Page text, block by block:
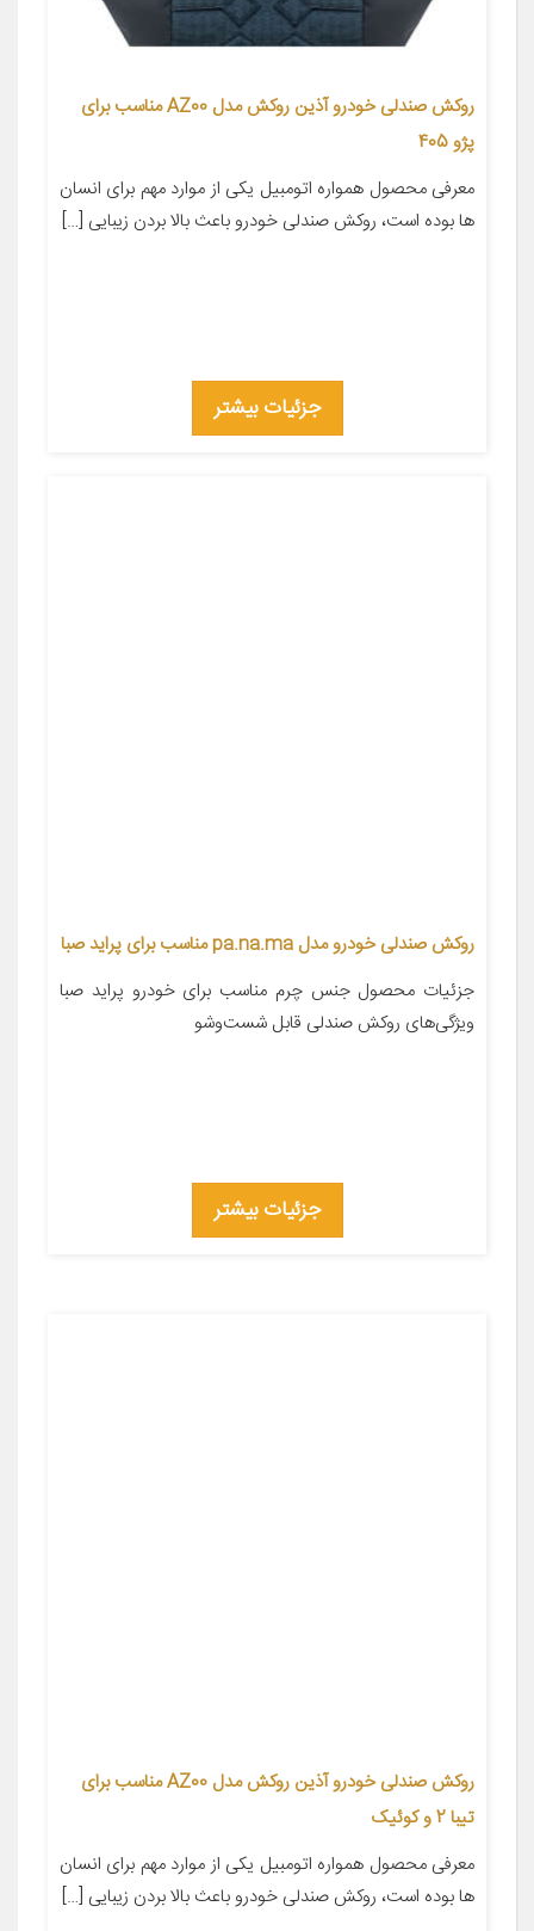
روکش صندلی خودرو آذین روکش مدل AZ00 مناسب برای
پژو 405
معرفی محصول همواره اتومبیل یکی از موارد مهم برای انسان
ها بوده است، روکش صندلی خودرو باعث بالا بردن زیبایی […]
جزئیات بیشتر
روکش صندلی خودرو مدل pa.na.ma مناسب برای پراید صبا
جزئیات محصول جنس چرم مناسب برای خودرو پراید صبا
ویژگی‌های روکش صندلی قابل شست‌وشو
جزئیات بیشتر
روکش صندلی خودرو آذین روکش مدل AZ00 مناسب برای
تیبا 2 و کوئیک
معرفی محصول همواره اتومبیل یکی از موارد مهم برای انسان
ها بوده است، روکش صندلی خودرو باعث بالا بردن زیبایی […]